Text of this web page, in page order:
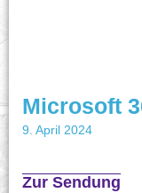
Microsoft
9. April 2024
Zur Sendung